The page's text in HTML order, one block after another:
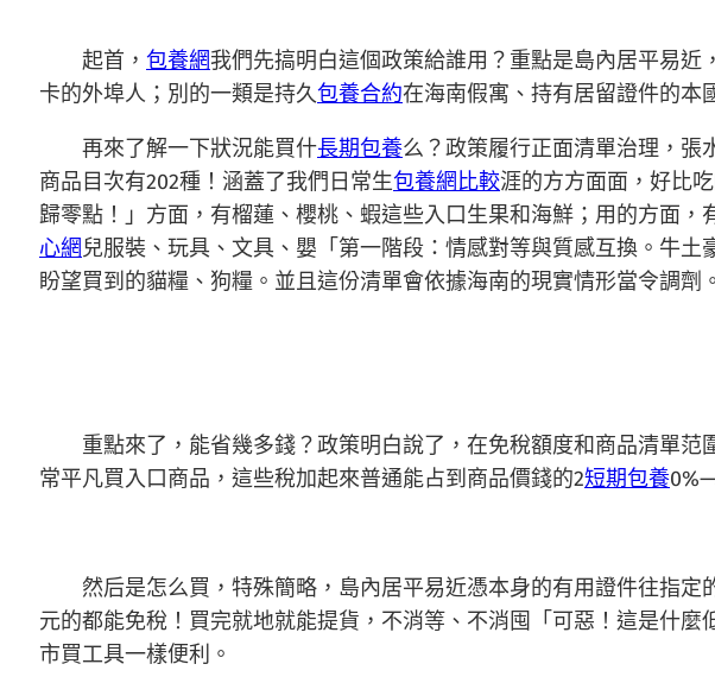
起首， 包養網我們先搞明白這個政策給誰用？重點是島內居平易
卡的外埠人；別的一類是持久包養合約在海南假寓、持有居留證件的本
再來了解一下狀況能買什長期包養么？政策履行正面清單治理，張
商品目次有202種！涵蓋了我們日常生包養網比較涯的方方面面，好比
歸零點！」方面，有榴蓮、櫻桃、蝦這些入口生果和海鮮；用的方面，
心網兒服裝、玩具、文具、嬰「第一階段：情感對等與質感互換。牛
盼望買到的貓糧、狗糧。並且這份清單會依據海南的現實情形當令調劑。
重點來了，能省幾多錢？政策明白說了，在免稅額度和商品清單范
常平凡買入口商品，這些稅加起來普通能占到商品價錢的2短期包養
然后是怎么買，特殊簡略，島內居平易近憑本身的有用證件往指
元的都能免稅！買完就地就能提貨，不消等、不消囤「可惡！這是什
市買工具一樣便利。